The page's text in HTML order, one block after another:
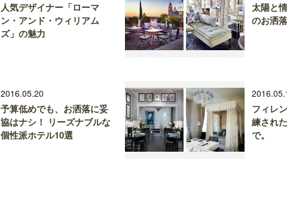
人気デザイナー「ローマ
ン・アンド・ウィリアム
ズ」の魅力
太陽と
のお洒
2016.05.20
予算低めでも、お洒落に妥
協はナシ！ リーズナブルな
個性派ホテル10選
フィレ
練され
で。